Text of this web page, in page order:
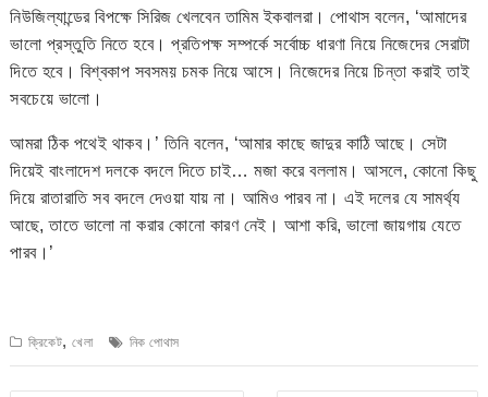
নিউজিল্যান্ডের বিপক্ষে সিরিজ খেলবেন তামিম ইকবালরা। পোথাস বলেন, ‘আমাদের
ভালো প্রস্তুতি নিতে হবে। প্রতিপক্ষ সম্পর্কে সর্বোচ্চ ধারণা নিয়ে নিজেদের সেরাটা
দিতে হবে। বিশ্বকাপ সবসময় চমক নিয়ে আসে। নিজেদের নিয়ে চিন্তা করাই তাই
সবচেয়ে ভালো।
আমরা ঠিক পথেই থাকব।’ তিনি বলেন, ‘আমার কাছে জাদুর কাঠি আছে। সেটা
দিয়েই বাংলাদেশ দলকে বদলে দিতে চাই… মজা করে বললাম। আসলে, কোনো কিছু
দিয়ে রাতারাতি সব বদলে দেওয়া যায় না। আমিও পারব না। এই দলের যে সামর্থ্য
আছে, তাতে ভালো না করার কোনো কারণ নেই। আশা করি, ভালো জায়গায় যেতে
পারব।’
ক্রিকেট,খেলা নিক পোথাস